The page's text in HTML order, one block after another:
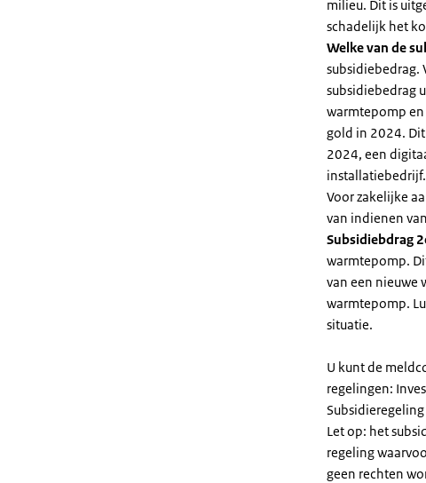
milieu. Dit is
schadelijk het
Welke van de
subsidiebedrag.
subsidiebedrag
warmtepomp en
gold in 2024.
2024, een
installatiebedrijf.
Voor zakelijke
van indienen
Subsidiebdrag
warmtepomp.
van een nieuwe
warmtepomp.
situatie.
U kunt de
regelingen:
Let op: het
regeling
geen rechten